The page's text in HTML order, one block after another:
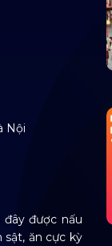
Nội
được nấu
sật, ăn cực kỳ